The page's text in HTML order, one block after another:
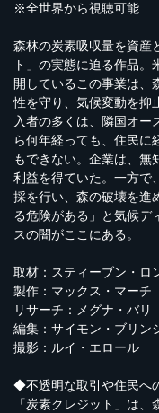
※全世界から視聴可能
森林の炭素吸収量を資産
ト」の実態に迫る作品
開しているこの事業は、
性を守り、気候変動を抑
入者の多くは、隣国オー
ら何年経っても、住民に
もできない。企業は、無
利益を得ていた。一方で
採を行い、森の破壊を進
る危険がある」と気候デ
スの闇がここにある。
取材：スティーブン・ロ
製作：マックス・マーチ
リサーチ：メグナ・バリ
編集：サイモン・ブリン
撮影：ルイ・エロール
◆不透明な取引や住民へ
「炭素クレジット」は